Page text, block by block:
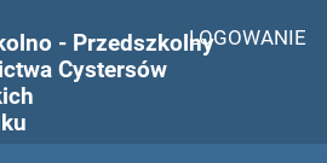
- Przedszkolny
Cystersów
LOGOWANIE